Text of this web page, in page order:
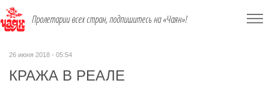
Пролетарии всех стран, подпишитесь на «Чаян»!
26 июня 2018 - 05:54
КРАЖА В РЕАЛЕ